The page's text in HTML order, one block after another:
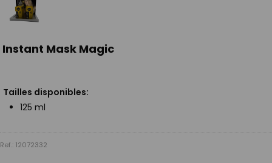
Instant Mask Magic
Tailles disponibles:
125 ml
Ref.: 12072332